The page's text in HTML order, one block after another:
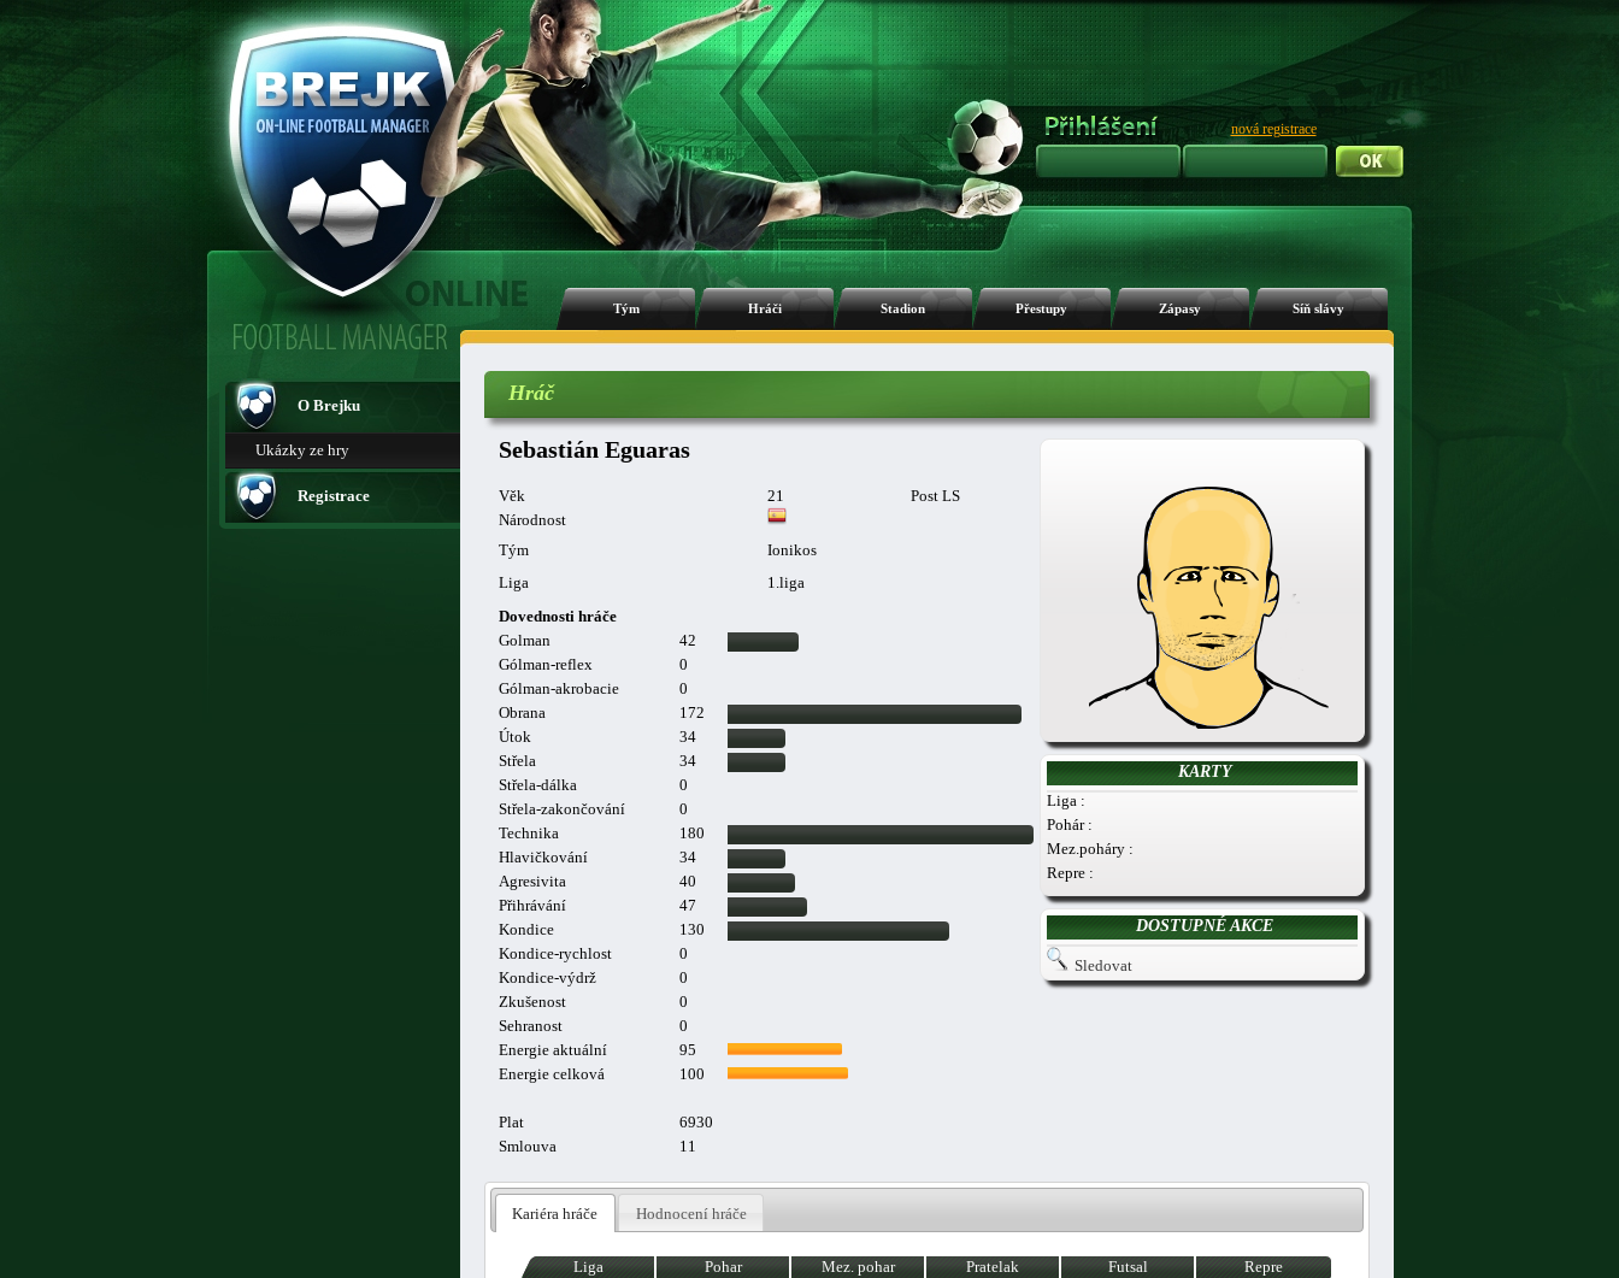
nová registrace
Tým Hráči Stadion Přestupy Zápasy Síň slávy
O Brejku
Ukázky ze hry
Registrace
Hráč
Sebastián Eguaras
Věk 21
Post LS
Národnost
Tým
Ionikos
Liga
1.liga
Dovednosti hráče
Golman
42
Gólman-reflex
0
Gólman-akrobacie
0
Obrana
172
Útok
34
Střela
34
Střela-dálka
0
Střela-zakončování
0
Technika
180
Hlavičkování
34
Agresivita
40
Přihrávání
47
Kondice
130
Kondice-rychlost
0
Kondice-výdrž
0
Zkušenost
0
Sehranost
0
Energie aktuální
95
Energie celková
100
Plat
6930
Smlouva
11
KARTY
Liga :
Pohár :
Mez.poháry :
Repre :
DOSTUPNÉ AKCE
Sledovat
Kariéra hráče Hodnocení hráče
Liga Pohar Mez. pohar Pratelak Futsal Repre